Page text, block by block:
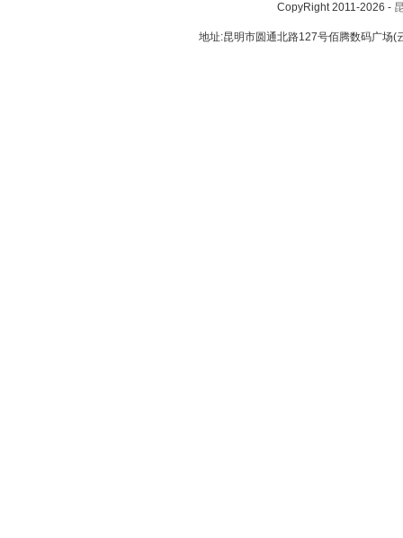
CopyRight 2011-2026 -
地址:昆明市圆通北路127号佰腾数码广